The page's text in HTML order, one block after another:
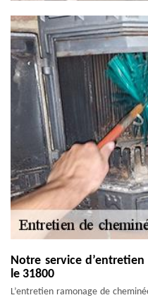
Notre service
le 31800
L’entretien ramonage de